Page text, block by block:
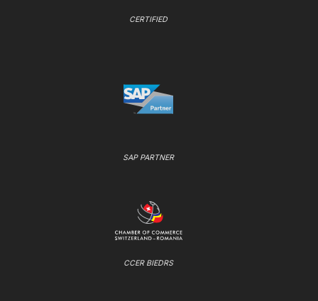
CERTIFIED
SAP PARTNER
CCER BIEDRS